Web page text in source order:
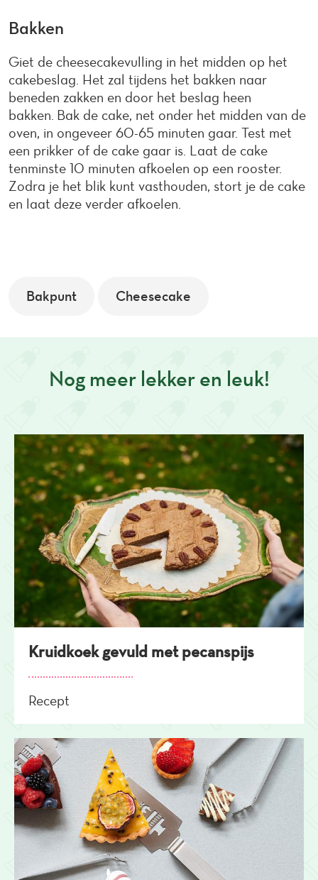
Bakken
Giet de cheesecakevulling in het midden op het
cakebeslag. Het zal tijdens het bakken naar
beneden zakken en door het beslag heen
bakken. Bak de cake, net onder het midden van de
oven, in ongeveer 60-65 minuten gaar. Test met
een prikker of de cake gaar is. Laat de cake
tenminste 10 minuten afkoelen op een rooster.
Zodra je het blik kunt vasthouden, stort je de cake
en laat deze verder afkoelen.
Bakpunt Cheesecake
Nog meer lekker en leuk!
Kruidkoek gevuld met pecanspijs
Recept